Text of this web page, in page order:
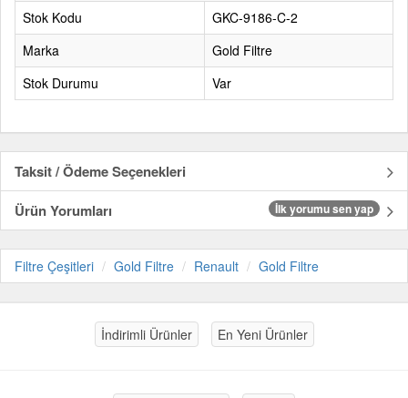
Stok Kodu
GKC-9186-C-2
Marka
Gold Filtre
Stok Durumu
Var
Taksit / Ödeme Seçenekleri
Ürün Yorumları
İlk yorumu sen yap
Filtre Çeşitleri Gold Filtre Renault Gold Filtre
İndirimli Ürünler En Yeni Ürünler